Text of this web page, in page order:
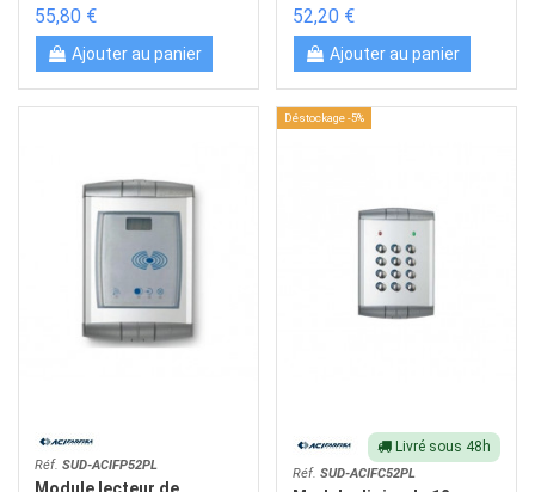
55,80 €
Ajouter au panier
52,20 €
Ajouter au panier
Réf.SUD-ACIFP52PL
Déstockage -5%
Livré sous 48h
Réf.SUD-ACIFC52PL